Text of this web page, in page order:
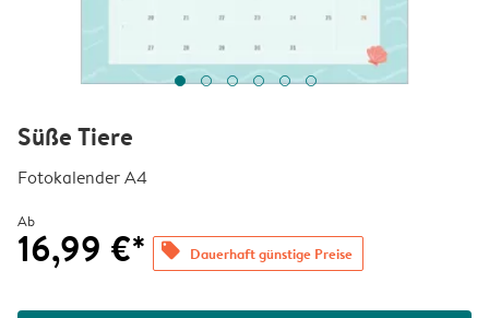
Süße Tiere
Fotokalender A4
Ab
16,99 €* offers Dauerhaft günstige Preise